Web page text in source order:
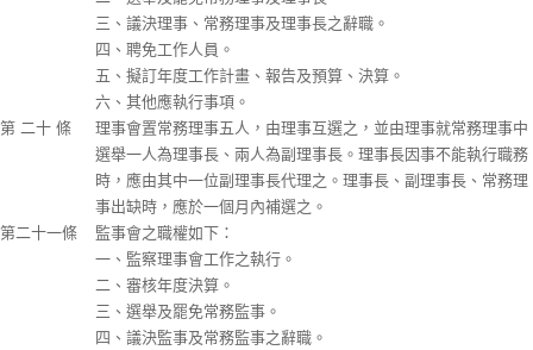
三、議決理事、常務理事及理事長之辭職。
四、聘免工作人員。
五、擬訂年度工作計畫、報告及預算、決算。
六、其他應執行事項。
第 二十 條
理事會置常務理事五人，由理事互選之，並由理事就常務理事中
選舉一人為理事長、兩人為副理事長。理事長因事不能執行職務
時，應由其中一位副理事長代理之。理事長、副理事長、常務理
事出缺時，應於一個月內補選之。
第二十一條
監事會之職權如下：
一、監察理事會工作之執行。
二、審核年度決算。
三、選舉及罷免常務監事。
四、議決監事及常務監事之辭職。